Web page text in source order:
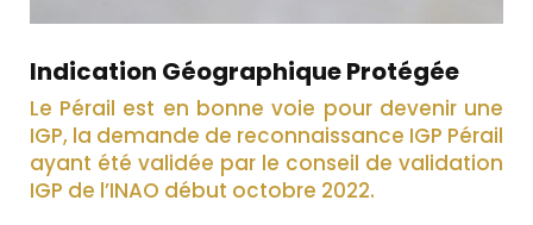
Indication Géographique Protégée
Le Pérail est en bonne voie pour devenir une
IGP, la demande de reconnaissance IGP Pérail
ayant été validée par le conseil de validation
IGP de l’INAO début octobre 2022.